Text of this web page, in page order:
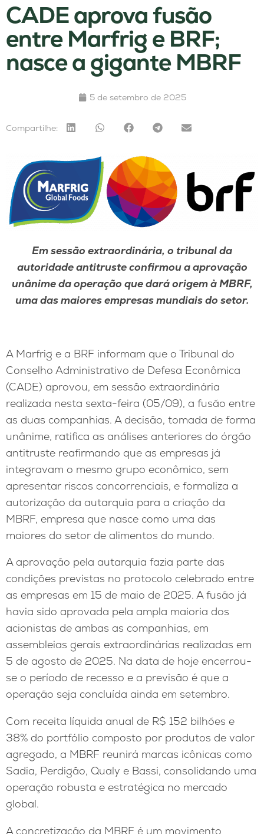
CADE aprova fusão
entre Marfrig e BRF;
nasce a gigante MBRF
5 de setembro de 2025
Compartilhe:
Em sessão extraordinária, o tribunal da
autoridade antitruste confirmou a aprovação
unânime da operação que dará origem à MBRF,
uma das maiores empresas mundiais do setor.
A Marfrig e a BRF informam que o Tribunal do
Conselho Administrativo de Defesa Econômica
(CADE) aprovou, em sessão extraordinária
realizada nesta sexta-feira (05/09), a fusão entre
as duas companhias. A decisão, tomada de forma
unânime, ratifica as análises anteriores do órgão
antitruste reafirmando que as empresas já
integravam o mesmo grupo econômico, sem
apresentar riscos concorrenciais, e formaliza a
autorização da autarquia para a criação da
MBRF, empresa que nasce como uma das
maiores do setor de alimentos do mundo.
A aprovação pela autarquia fazia parte das
condições previstas no protocolo celebrado entre
as empresas em 15 de maio de 2025. A fusão já
havia sido aprovada pela ampla maioria dos
acionistas de ambas as companhias, em
assembleias gerais extraordinárias realizadas em
5 de agosto de 2025. Na data de hoje encerrou-
se o período de recesso e a previsão é que a
operação seja concluída ainda em setembro.
Com receita líquida anual de R$ 152 bilhões e
38% do portfólio composto por produtos de valor
agregado, a MBRF reunirá marcas icônicas como
Sadia, Perdigão, Qualy e Bassi, consolidando uma
operação robusta e estratégica no mercado
global.
A concretização da MBRF é um movimento